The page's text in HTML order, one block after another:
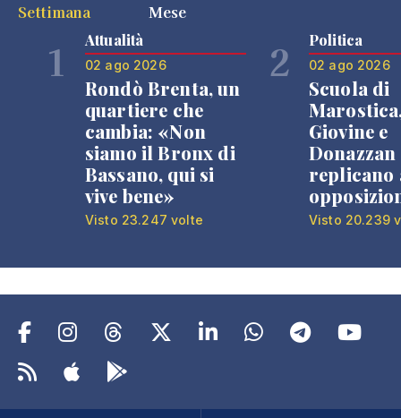
Settimana
Mese
1 Attualità
02 ago 2026
Rondò Brenta, un
quartiere che
cambia: «Non
siamo il Bronx di
Bassano, qui si
vive bene»
Visto 23.247 volte
2 Politica
02 ago 2026
Scuola di
Giovine e
Donazzan
replicano
Visto 20.239